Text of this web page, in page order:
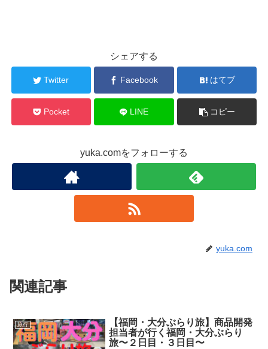
シェアする
Twitter Facebook はてブ
Pocket LINE コピー
yuka.comをフォローする
yuka.com
関連記事
旅行
【福岡・大分ぶらり旅】商品開発
担当者が行く福岡・大分ぶらり
旅〜２日目・３日目〜